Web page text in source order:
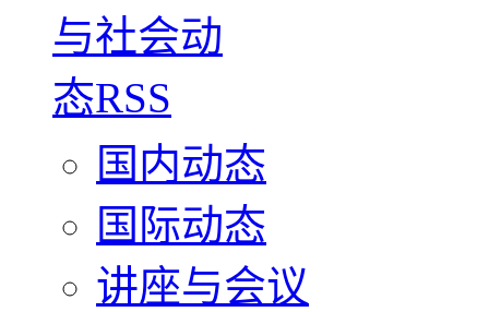
国内动态
国际动态
讲座与会议